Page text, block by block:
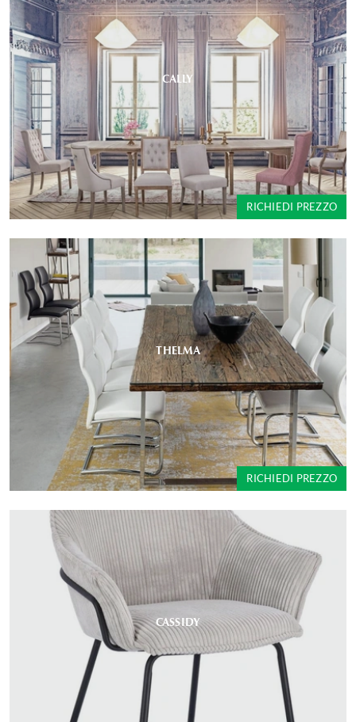
CALLY
RICHIEDI PREZZO
THELMA
RICHIEDI PREZZO
CASSIDY